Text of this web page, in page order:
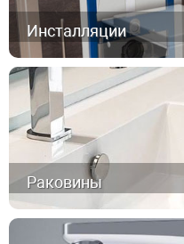
Инсталляции
Раковины